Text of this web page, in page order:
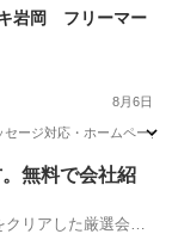
フリマ
岩岡 フリーマー
8月6日
ージ対応・ホームペー
ブース
無料で会社紹
リアした厳選会社